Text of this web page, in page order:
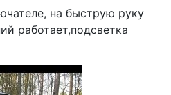
на быструю руку
работает,подсветка